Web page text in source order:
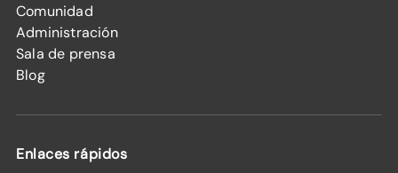
Comunidad
Administración
Sala de prensa
Blog
Enlaces rápidos